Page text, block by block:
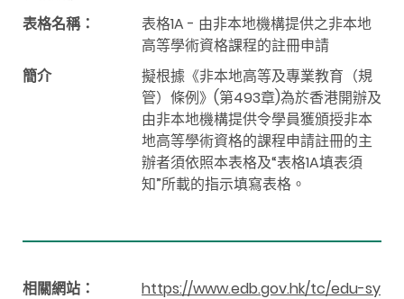
表格名稱：
表格1A - 由非本地機構提供之非本地
高等學術資格課程的註冊申請
簡介
擬根據《非本地高等及專業教育（規
管）條例》(第493章)為於香港開辦及
由非本地機構提供令學員獲頒授非本
地高等學術資格的課程申請註冊的主
辦者須依照本表格及“表格1A填表須
知”所載的指示填寫表格。
相關網站：
https://www.edb.gov.hk/tc/edu-sy